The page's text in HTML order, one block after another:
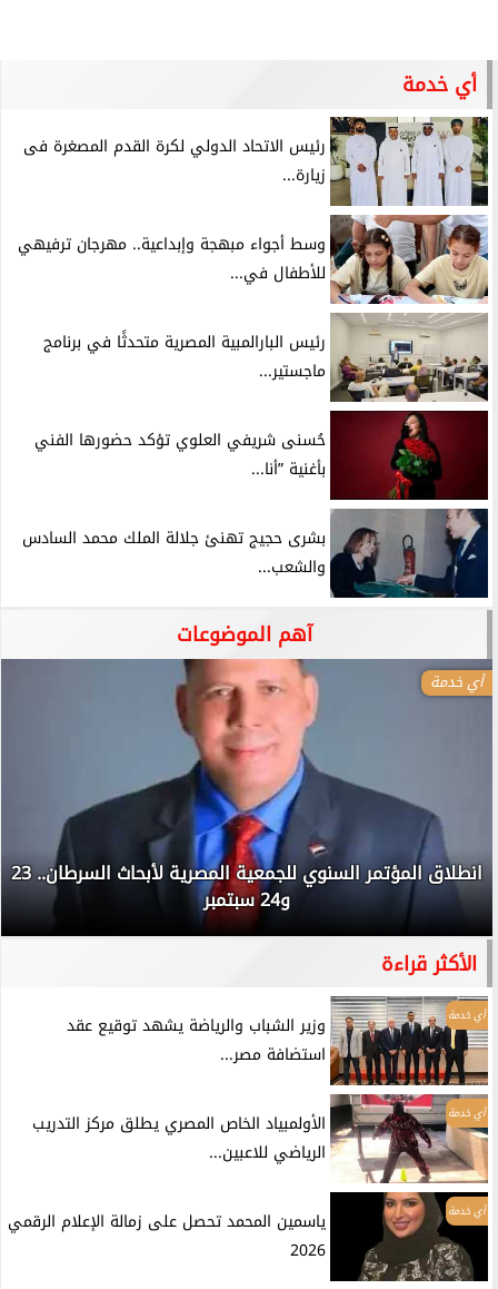
أي خدمة
رئيس الاتحاد الدولي لكرة القدم المصغرة فى
زيارة...
وسط أجواء مبهجة وإبداعية.. مهرجان ترفيهي
للأطفال في...
رئيس البارالمبية المصرية متحدثًا في برنامج
ماجستير...
حُسنى شريفي العلوي تؤكد حضورها الفني
بأغنية ”أنا...
بشرى حجيج تهنئ جلالة الملك محمد السادس
والشعب...
آهم الموضوعات
أي خدمة
انطلاق المؤتمر السنوي للجمعية المصرية لأبحاث السرطان.. 23
و24 سبتمبر
الأكثر قراءة
أي خدمة
وزير الشباب والرياضة يشهد توقيع عقد
استضافة مصر...
أي خدمة
الأولمبياد الخاص المصري يطلق مركز التدريب
الرياضي للاعبين...
أي خدمة
ياسمين المحمد تحصل على زمالة الإعلام الرقمي
2026